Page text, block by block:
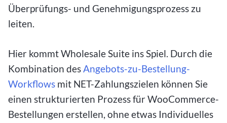
Überprüfungs- und Genehmigungsprozess zu
leiten.
Hier kommt Wholesale Suite ins Spiel. Durch die
Kombination desAngebots-zu-Bestellung-
Workflows mit NET-Zahlungszielen können Sie
einen strukturierten Prozess für WooCommerce-
Bestellungen erstellen, ohne etwas Individuelles